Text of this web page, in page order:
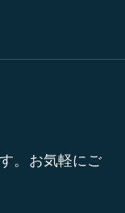
。お気軽にご